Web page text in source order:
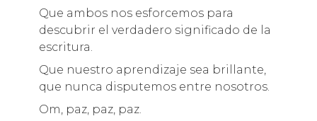
Que ambos nos esforcemos para
descubrir el verdadero significado de la
escritura.
Que nuestro aprendizaje sea brillante,
que nunca disputemos entre nosotros.
Om, paz, paz, paz.